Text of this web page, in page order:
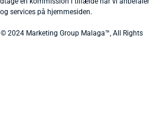
services på hjemmesiden.
2024 Marketing Group Malaga™, All Rights